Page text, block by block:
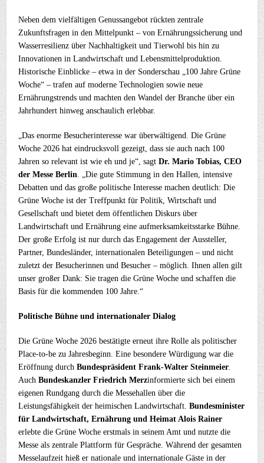
Neben dem vielfältigen Genussangebot rückten zentrale
Zukunftsfragen in den Mittelpunkt – von Ernährungssicherung und
Wasserresilienz über Nachhaltigkeit und Tierwohl bis hin zu
Innovationen in Landwirtschaft und Lebensmittelproduktion.
Historische Einblicke – etwa in der Sonderschau „100 Jahre Grüne
Woche“ – trafen auf moderne Technologien sowie neue
Ernährungstrends und machten den Wandel der Branche über ein
Jahrhundert hinweg anschaulich erlebbar.
„Das enorme Besucherinteresse war überwältigend. Die Grüne
Woche 2026 hat eindrucksvoll gezeigt, dass sie auch nach 100
Jahren so relevant ist wie eh und je“, sagtDr. Mario Tobias, CEO
der Messe Berlin . „Die gute Stimmung in den Hallen, intensive
Debatten und das große politische Interesse machen deutlich: Die
Grüne Woche ist der Treffpunkt für Politik, Wirtschaft und
Gesellschaft und bietet dem öffentlichen Diskurs über
Landwirtschaft und Ernährung eine aufmerksamkeitsstarke Bühne.
Der große Erfolg ist nur durch das Engagement der Aussteller,
Partner, Bundesländer, internationalen Beteiligungen – und nicht
zuletzt der Besucherinnen und Besucher – möglich. Ihnen allen gilt
unser großer Dank: Sie tragen die Grüne Woche und schaffen die
Basis für die kommenden 100 Jahre.“
Politische Bühne und internationaler Dialog
Die Grüne Woche 2026 bestätigte erneut ihre Rolle als politischer
Place-to-be zu Jahresbeginn. Eine besondere Würdigung war die
Eröffnung durchBundespräsident Frank-Walter Steinmeier
AuchBundeskanzler Friedrich Merzinformierte sich bei einem
eigenen Rundgang durch die Messehallen über die
Leistungsfähigkeit der heimischen Landwirtschaft.Bundesminister
für Landwirtschaft, Ernährung und Heimat Alois Rainer
erlebte die Grüne Woche erstmals in seinem Amt und nutzte die
Messe als zentrale Plattform für Gespräche. Während der gesamten
Messelaufzeit hieß er nationale und internationale Gäste in der